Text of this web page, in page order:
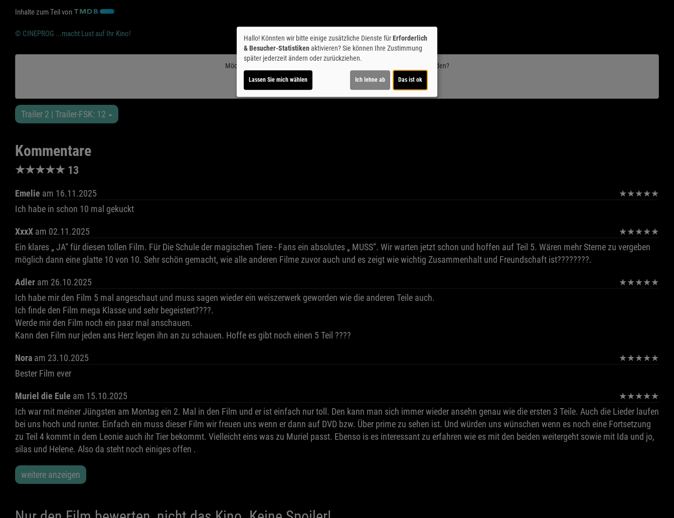
Inhalte zum Teil von
© CINEPROG ...macht Lust auf Ihr Kino!
Möchten Sie von bereitgestellte externe Inhalte laden?
Trailer 2 | Trailer-FSK: 12
Kommentare
★★★★★ 13
Emelie am 16.11.2025 ★★★★★
Ich habe in schon 10 mal gekuckt
XxxX am 02.11.2025 ★★★★★
Ein klares „ JA“ für diesen tollen Film. Für Die Schule der magischen Tiere - Fans ein absolutes „ MUSS“. Wir warten jetzt schon und hoffen auf Teil 5. Wären mehr Sterne zu vergeben
möglich dann eine glatte 10 von 10. Sehr schön gemacht, wie alle anderen Filme zuvor auch und es zeigt wie wichtig Zusammenhalt und Freundschaft ist????????.
Adler am 26.10.2025 ★★★★★
Ich habe mir den Film 5 mal angeschaut und muss sagen wieder ein weiszerwerk geworden wie die anderen Teile auch.
Ich finde den Film mega Klasse und sehr begeistert????.
Werde mir den Film noch ein paar mal anschauen.
Kann den Film nur jeden ans Herz legen ihn an zu schauen. Hoffe es gibt noch einen 5 Teil ????
Nora am 23.10.2025 ★★★★★
Bester Film ever
Muriel die Eule am 15.10.2025 ★★★★★
Ich war mit meiner Jüngsten am Montag ein 2. Mal in den Film und er ist einfach nur toll. Den kann man sich immer wieder ansehn genau wie die ersten 3 Teile. Auch die Lieder laufen
bei uns hoch und runter. Einfach ein muss dieser Film wir freuen uns wenn er dann auf DVD bzw. Über prime zu sehen ist. Und würden uns wünschen wenn es noch eine Fortsetzung
zu Teil 4 kommt in dem Leonie auch ihr Tier bekommt. Vielleicht eins was zu Muriel passt. Ebenso is es interessant zu erfahren wie es mit den beiden weitergeht sowie mit Ida und jo,
silas und Helene. Also da steht noch einiges offen .
weitere anzeigen
Hallo! Könnten wir bitte einige zusätzliche Dienste fürErforderlich
& Besucher-Statistikenaktivieren? Sie können Ihre Zustimmung
später jederzeit ändern oder zurückziehen.
Lassen Sie mich wählen Ich lehne ab Das ist ok